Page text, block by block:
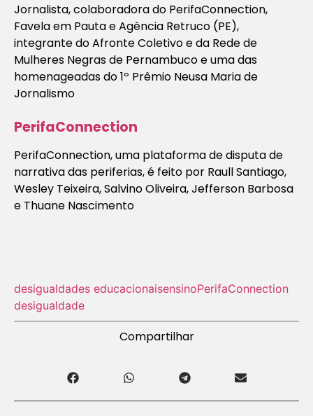
Jornalista, colaboradora do PerifaConnection,
Favela em Pauta e Agência Retruco (PE),
integrante do Afronte Coletivo e da Rede de
Mulheres Negras de Pernambuco e uma das
homenageadas do 1º Prêmio Neusa Maria de
Jornalismo
PerifaConnection
PerifaConnection, uma plataforma de disputa de
narrativa das periferias, é feito por Raull Santiago,
Wesley Teixeira, Salvino Oliveira, Jefferson Barbosa
e Thuane Nascimento
desigualdades educacionaisensinoPerifaConnection
desigualdade
Compartilhar